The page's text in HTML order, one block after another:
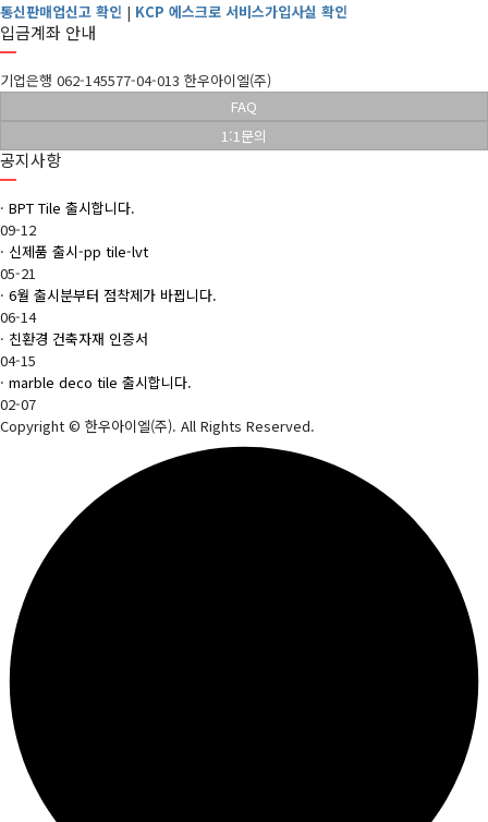
통신판매업신고 확인 | KCP 에스크로 서비스가입사실 확인
입금계좌 안내
기업은행 062-145577-04-013 한우아이엘(주)
FAQ
1:1문의
공지사항
· BPT Tile 출시합니다.
09-12
· 신제품 출시-pp tile-lvt
05-21
· 6월 출시분부터 점착제가 바뀝니다.
06-14
· 친환경 건축자재 인증서
04-15
· marble deco tile 출시합니다.
02-07
Copyright © 한우아이엘(주). All Rights Reserved.